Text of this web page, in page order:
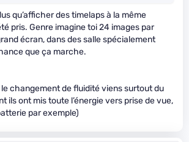
qu’afficher des timelaps à la même
pris. Genre imagine toi 24 images par
écran, dans des salle spécialement
que ça marche.
changement de fluidité viens surtout du
ils ont mis toute l’énergie vers prise de vue,
par exemple)